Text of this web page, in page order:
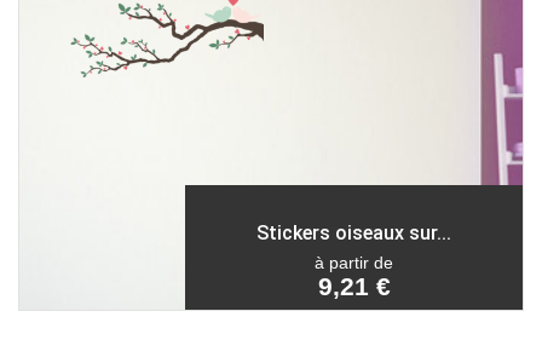
Stickers oiseaux sur...
à partir de
9,21 €